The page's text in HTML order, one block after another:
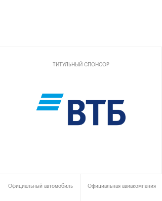
ТИТУЛЬНЫЙ СПОНСОР
Официальный автомобиль Официальная авиакомпания